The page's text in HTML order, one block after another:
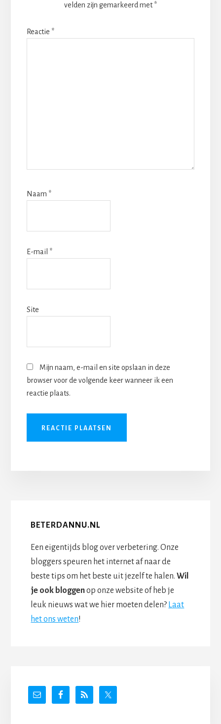
velden zijn gemarkeerd met*
Reactie *
Naam *
E-mail *
Site
Mijn naam, e-mail en site opslaan in deze
browser voor de volgende keer wanneer ik een
reactie plaats.
BETERDANNU.NL
Een eigentijds blog over verbetering. Onze
bloggers speuren het internet af naar de
beste tips om het beste uit jezelf te halen.Wil
je ook bloggenop onze website of heb je
leuk nieuws wat we hier moeten delen? Laat
het ons weten!